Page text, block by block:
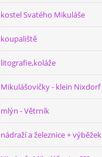
kostel Svatého Mikuláše
koupaliště
litografie,koláže
Mikulášovičky - klein Nixdorf
mlýn - Větrník
nádraží a železnice + výběžek